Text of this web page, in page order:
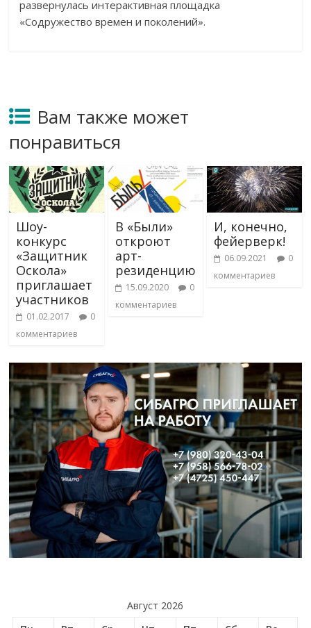
развернулась интерактивная площадка
«Содружество времен и поколений».
Вам также может
понравиться
Шоу-
конкурс
«Защитник
Оскола»
приглашает
участников
01.02.2017
0
комментариев
В «Были»
откроют
арт-
резиденцию
15.09.2020
0
комментариев
И, конечно,
фейерверк!
06.09.2021
0
комментариев
Август 2026